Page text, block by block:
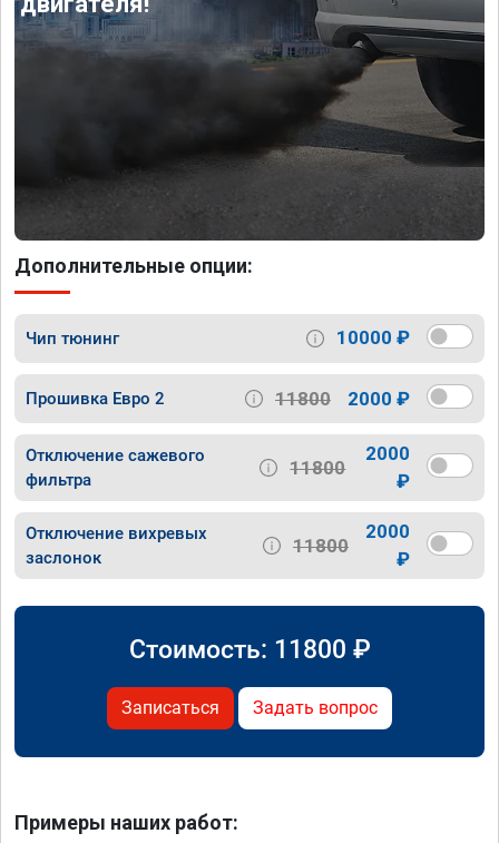
Дополнительные опции:
Чип тюнинг 10000 ₽
Прошивка Евро 2 11800 2000 ₽
Отключение сажевого
фильтра
11800
2000
₽
Отключение вихревых
заслонок
11800
2000
₽
Стоимость: 11800 ₽
Записаться Задать вопрос
Примеры наших работ: